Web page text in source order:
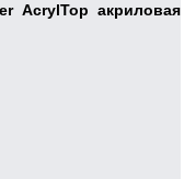
AcrylTop акриловая